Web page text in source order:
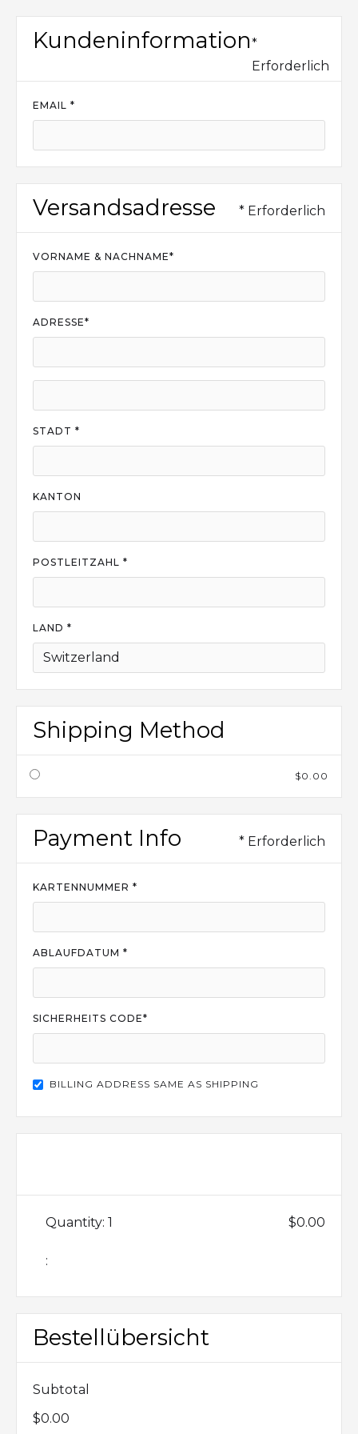
Kundeninformation*
Erforderlich
EMAIL *
Versandsadresse * Erforderlich
VORNAME & NACHNAME*
ADRESSE*
STADT *
KANTON
POSTLEITZAHL *
LAND *
Shipping Method
$0.00
Payment Info * Erforderlich
KARTENNUMMER *
ABLAUFDATUM *
SICHERHEITS CODE*
BILLING ADDRESS SAME AS SHIPPING
1
:
$0.00
Bestellübersicht
Subtotal
$0.00